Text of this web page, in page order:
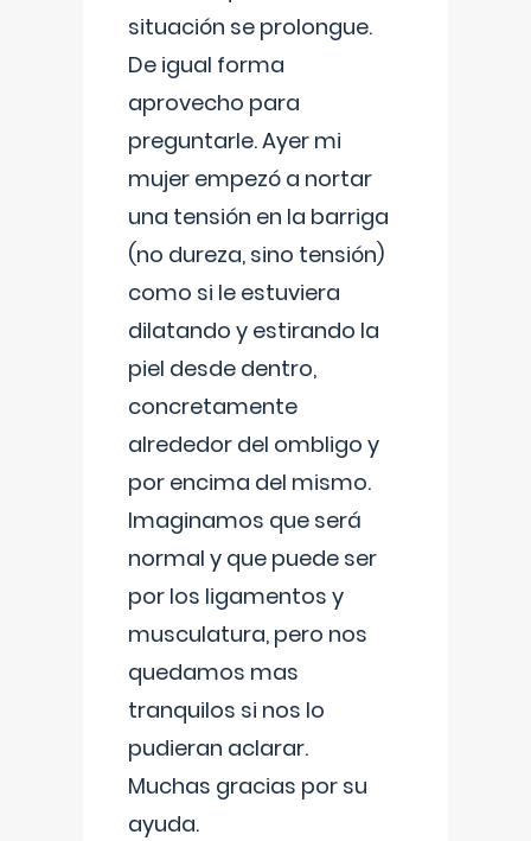
situación se prolongue.
De igual forma
aprovecho para
preguntarle. Ayer mi
mujer empezó a nortar
una tensión en la barriga
(no dureza, sino tensión)
como si le estuviera
dilatando y estirando la
piel desde dentro,
concretamente
alrededor del ombligo y
por encima del mismo.
Imaginamos que será
normal y que puede ser
por los ligamentos y
musculatura, pero nos
quedamos mas
tranquilos si nos lo
pudieran aclarar.
Muchas gracias por su
ayuda.